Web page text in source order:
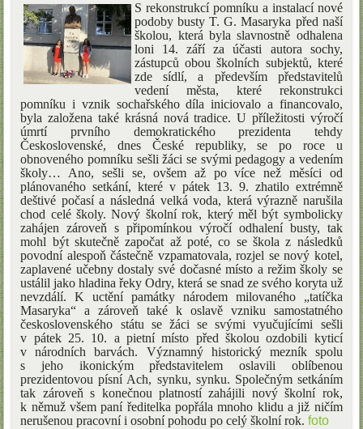
S rekonstrukcí pomníku a instalací nové
podoby busty T. G. Masaryka před naší
školou, která byla slavnostně odhalena
loni 14. září za účasti autora sochy,
zástupců obou školních subjektů, které
zde sídlí, a především představitelů
vedení města, které rekonstrukci
pomníku i vznik sochařského díla iniciovalo a financovalo,
byla založena také krásná nová tradice. U příležitosti výročí
úmrtí prvního demokratického prezidenta tehdy
Československé, dnes České republiky, se po roce u
obnoveného pomníku sešli žáci se svými pedagogy a vedením
školy… Ano, sešli se, ovšem až po více než měsíci od
plánovaného setkání, které v pátek 13. 9. zhatilo extrémně
deštivé počasí a následná velká voda, která výrazně narušila
chod celé školy. Nový školní rok, který měl být symbolicky
zahájen zároveň s připomínkou výročí odhalení busty, tak
mohl být skutečně započat až poté, co se škola z následků
povodní alespoň částečně vzpamatovala, rozjel se nový kotel,
zaplavené učebny dostaly své dočasné místo a režim školy se
ustálil jako hladina řeky Odry, která se snad ze svého koryta už
nevzdálí. K uctění památky národem milovaného „tatíčka
Masaryka“ a zároveň také k oslavě vzniku samostatného
československého státu se žáci se svými vyučujícími sešli
v pátek 25. 10. a pietní místo před školou ozdobili kyticí
v národních barvách. Významný historický mezník spolu
s jeho ikonickým představitelem oslavili oblíbenou
prezidentovou písní Ach, synku, synku. Společným setkáním
tak zároveň s konečnou platností zahájili nový školní rok,
k němuž všem paní ředitelka popřála mnoho klidu a již ničím
nerušenou pracovní i osobní pohodu po celý školní rok.foto